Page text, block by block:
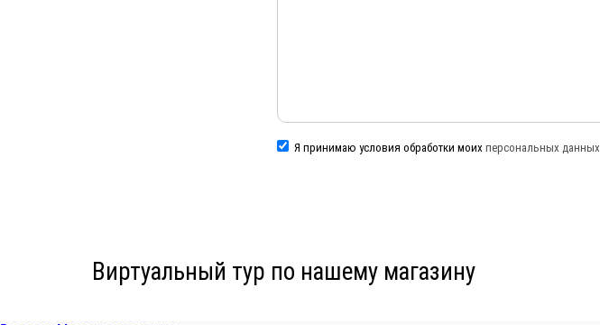
Я принимаю условия обработки моих персональных данных
Виртуальный тур по нашему магазину